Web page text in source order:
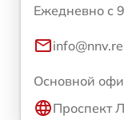
Ежедневно с
Основной
Проспект